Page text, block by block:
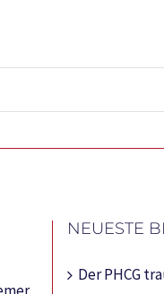
NEUESTE
Der PHCG